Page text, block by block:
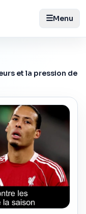
☰Menu
et la pression de